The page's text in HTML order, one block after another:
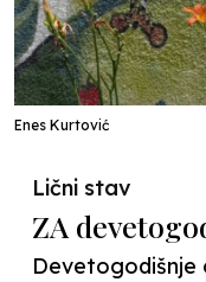
Enes Kurtović
Lični stav
ZA
Devetogodišnje